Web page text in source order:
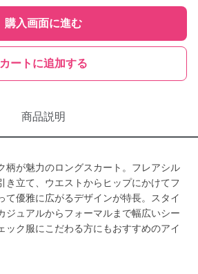
購入画面に進む
カートに追加する
商品説明
柄が魅力のロングスカート。フレアシル
き立て、ウエストからヒップにかけてフ
て優雅に広がるデザインが特長。スタイ
ジュアルからフォーマルまで幅広いシー
ック服にこだわる方にもおすすめのアイ